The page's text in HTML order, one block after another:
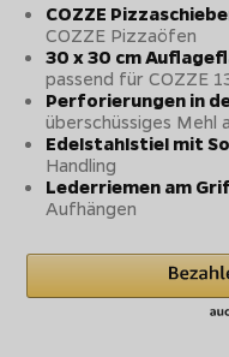
COZZE
COZZE Pizzaöfen
30 x 30 cm
passend für COZZE
Perforierungen in
überschüssiges Mehl
Edelstahlstiel mit
Handling
Lederriemen am
Aufhängen